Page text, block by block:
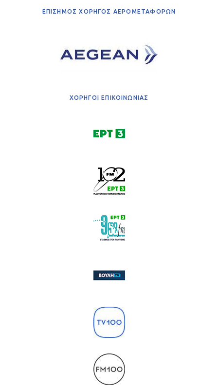
ΕΠΙΣΗΜΟΣ ΧΟΡΗΓΟΣ ΑΕΡΟΜΕΤΑΦΟΡΩΝ
ΧΟΡΗΓΟΙ ΕΠΙΚΟΙΝΩΝΙΑΣ